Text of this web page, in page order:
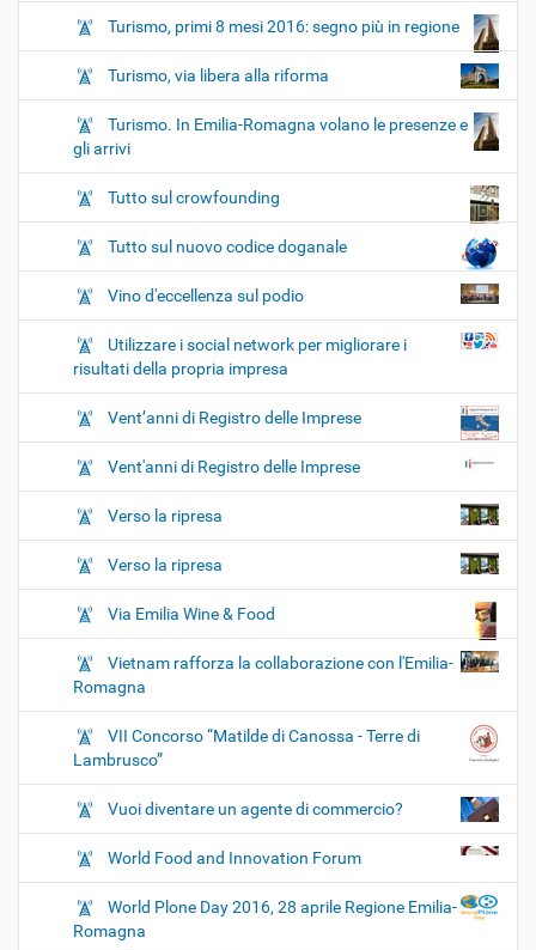
Turismo, primi 8 mesi 2016: segno più in regione
Turismo, via libera alla riforma
Turismo. In Emilia-Romagna volano le presenze e
gli arrivi
Tutto sul crowfounding
Tutto sul nuovo codice doganale
Vino d'eccellenza sul podio
Utilizzare i social network per migliorare i
risultati della propria impresa
Vent’anni di Registro delle Imprese
Vent'anni di Registro delle Imprese
Verso la ripresa
Verso la ripresa
Via Emilia Wine & Food
Vietnam rafforza la collaborazione con l'Emilia-
Romagna
VII Concorso “Matilde di Canossa - Terre di
Lambrusco”
Vuoi diventare un agente di commercio?
World Food and Innovation Forum
World Plone Day 2016, 28 aprile Regione Emilia-
Romagna